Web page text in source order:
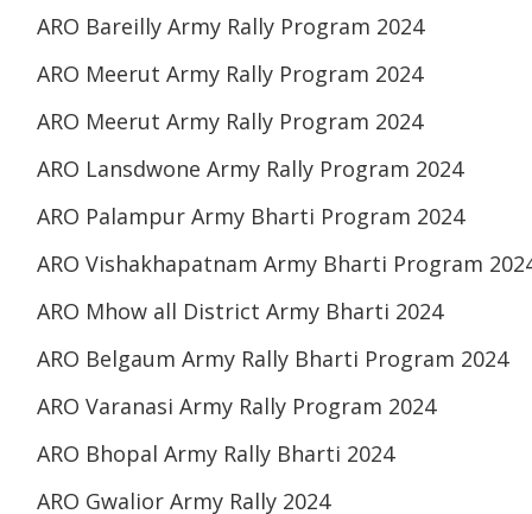
ARO Bareilly Army Rally Program 2024
ARO Meerut Army Rally Program 2024
ARO Meerut Army Rally Program 2024
ARO Lansdwone Army Rally Program 2024
ARO Palampur Army Bharti Program 2024
ARO Vishakhapatnam Army Bharti Program
ARO Mhow all District Army Bharti 2024
ARO Belgaum Army Rally Bharti Program 2024
ARO Varanasi Army Rally Program 2024
ARO Bhopal Army Rally Bharti 2024
ARO Gwalior Army Rally 2024